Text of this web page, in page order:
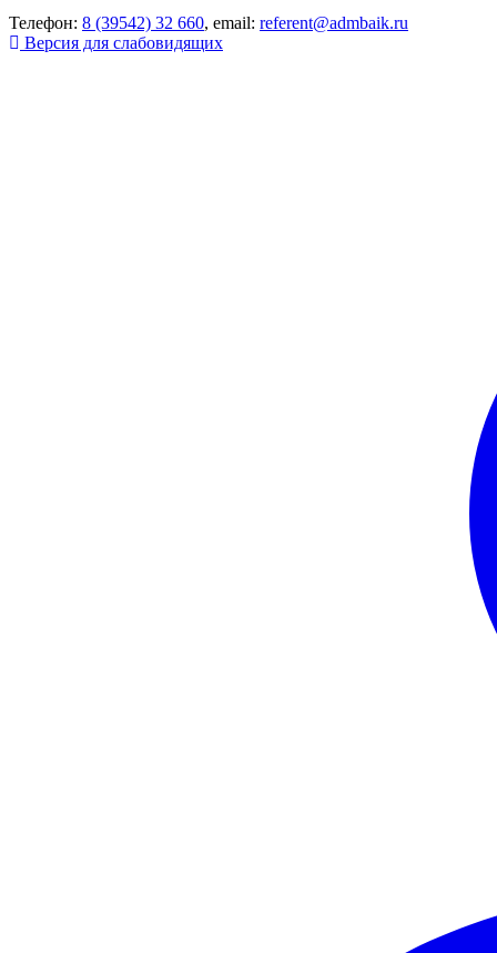
Телефон: 8 (39542) 32 660, email: referent@admbaik.ru
Версия для слабовидящих